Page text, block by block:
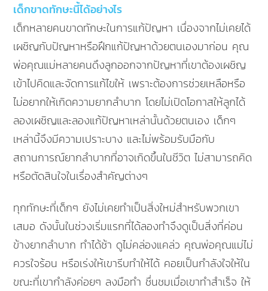
เด็กขาดทักษะนี้ได้อย่างไร
เด็กหลายคนขาดทักษะในการแก้ปัญหา เนื่องจากไม่เคยได้
เผชิญกับปัญหาหรือฝึกแก้ปัญหาด้วยตนเองมาก่อน คุณ
พ่อคุณแม่หลายคนดึงลูกออกจากปัญหาที่เขาต้องเผชิญ
เข้าไปคิดและจัดการแก้ไขให้ เพราะต้องการช่วยเหลือหรือ
ไม่อยากให้เกิดความยากลำบาก โดยไม่เปิดโอกาสให้ลูกได้
ลองเผชิญและลองแก้ปัญหาเหล่านั้นด้วยตนเอง เด็กๆ
เหล่านี้จึงมีความเปราะบาง และไม่พร้อมรับมือกับ
สถานการณ์ยากลำบากที่อาจเกิดขึ้นในชีวิต ไม่สามารถคิด
หรือตัดสินใจในเรื่องสำคัญต่างๆ
ทุกทักษะที่เด็กๆ ยังไม่เคยทำเป็นสิ่งใหม่สำหรับพวกเขา
เสมอ ดังนั้นในช่วงเริ่มแรกที่ได้ลองทำจึงดูเป็นสิ่งที่ค่อน
ข้างยากลำบาก ทำได้ช้า ดูไม่คล่องแคล่ว คุณพ่อคุณแม่ไม่
ควรใจร้อน หรือเร่งให้เขารีบทำให้ได้ คอยเป็นกำลังใจให้ใน
ขณะที่เขากำลังค่อยๆ ลงมือทำ ชื่นชมเมื่อเขาทำสำเร็จ ให้